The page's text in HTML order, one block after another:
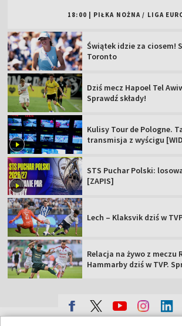
18:00 PIŁKA NOŻNA / LIGA
Świątek idzie za ciosem!
Toronto
Dziś mecz Hapoel Tel
Sprawdź składy!
Kulisy Tour de Pologne.
transmisja z wyścigu
STS Puchar Polski:
[ZAPIS]
Lech – Klaksvik dziś w
Relacja na żywo z meczu
Hammarby dziś w TVP.